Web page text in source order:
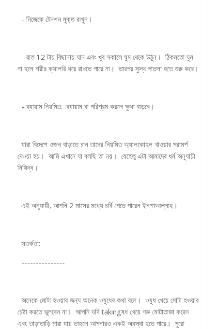
- নিজেকে টেনশন মুক্ত রাখুন।
- রাত 12 টায় বিছানায় যান এবং খুব সকালে ঘুম থেকে উঠুন। ঠিকমতো ঘুম
না হলে শরীর ক্যালরি ধরে রাখতে পারে না। তারপর সুস্থ পাতলা হতে শুরু করে।
- ব্যায়াম নিয়মিত. ব্যায়াম বা পরিশ্রম করলে ক্ষুধা বাড়বে।
যারা বিদেশে ওজন বাড়াতে চান তাদের নিয়মিত অ্যালকোহল খাওয়ার পরামর্শ
দেওয়া হয়। আমি এখানে যা বলছি তা নয়। যেহেতু এটা আমাদের ধর্ম অনুযায়ী
নিষিদ্ধ।
এই অনুযায়ী, আপনি 2 মাসের মধ্যে চর্বি পেতে পারেন ইনশাআল্লাহ।
সতর্কতা:
---------------
অনেকে মোটা হওয়ার জন্য অনেক ওষুধের কথা বলে। ওষুধ খেয়ে মোটা হওয়ার
চেষ্টা করতে ভুলবেন না। আপনি যদি takingষধ খেয়ে গরু মোটাতাজা করেন
এবং তাড়াতাড়ি মারা যায় তাহলে আপনারও একই অবস্থা হতে পারে। পুরো